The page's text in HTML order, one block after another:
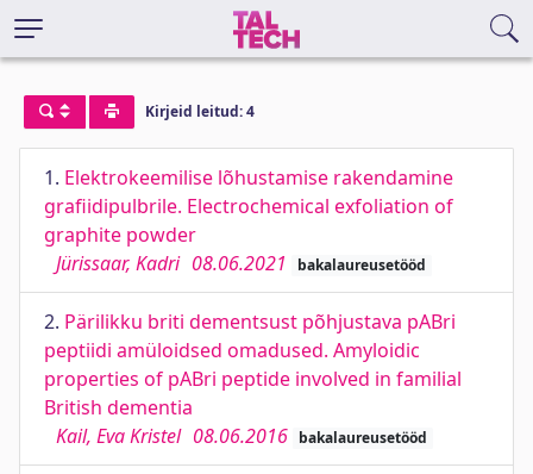
Kirjeid leitud: 4
1. Elektrokeemilise lõhustamise rakendamine
grafiidipulbrile. Electrochemical exfoliation of
graphite powder
Jürissaar, Kadri 08.06.2021 bakalaureusetööd
2. Pärilikku briti dementsust põhjustava pABri
peptiidi amüloidsed omadused. Amyloidic
properties of pABri peptide involved in familial
British dementia
Kail, Eva Kristel 08.06.2016 bakalaureusetööd